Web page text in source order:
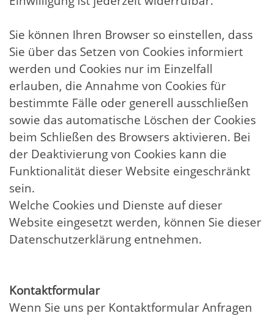
Sie können Ihren Browser so einstellen, dass
Sie über das Setzen von Cookies informiert
werden und Cookies nur im Einzelfall
erlauben, die Annahme von Cookies für
bestimmte Fälle oder generell ausschließen
sowie das automatische Löschen der Cookies
beim Schließen des Browsers aktivieren. Bei
der Deaktivierung von Cookies kann die
Funktionalität dieser Website eingeschränkt
sein.
Welche Cookies und Dienste auf dieser
Website eingesetzt werden, können Sie dieser
Datenschutzerklärung entnehmen.
Kontaktformular
Wenn Sie uns per Kontaktformular Anfragen